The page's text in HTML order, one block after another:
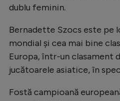
dublu feminin.
Bernadette Szocs este pe
mondial și cea mai bine
Europa, într-un clasament
jucătoarele asiatice, în
Fostă campioană